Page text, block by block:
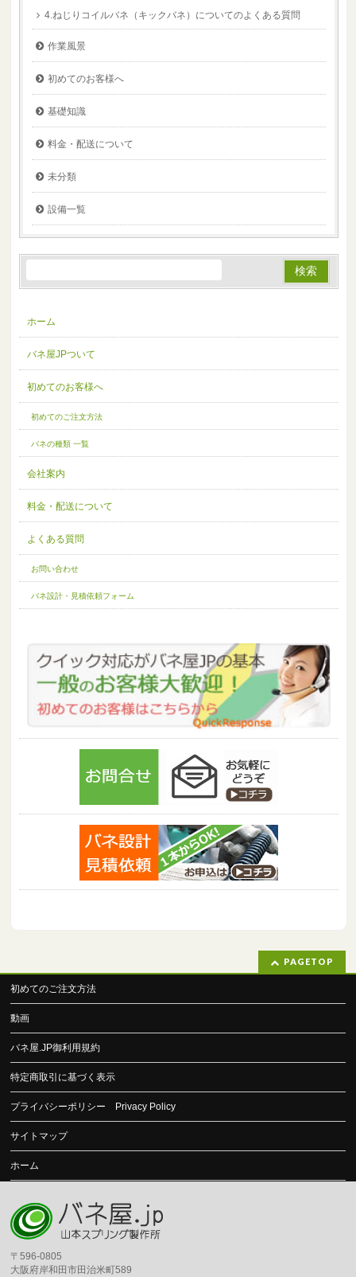
4.ねじりコイルバネ（キックバネ）についてのよくある質問
作業風景
初めてのお客様へ
基礎知識
料金・配送について
未分類
設備一覧
ホーム
バネ屋JPついて
初めてのお客様へ
初めてのご注文方法
バネの種類 一覧
会社案内
料金・配送について
よくある質問
お問い合わせ
バネ設計・見積依頼フォーム
PAGETOP
初めてのご注文方法
動画
バネ屋.JP御利用規約
特定商取引に基づく表示
プライバシーポリシー Privacy Policy
サイトマップ
ホーム
〒596-0805
大阪府岸和田市田治米町589